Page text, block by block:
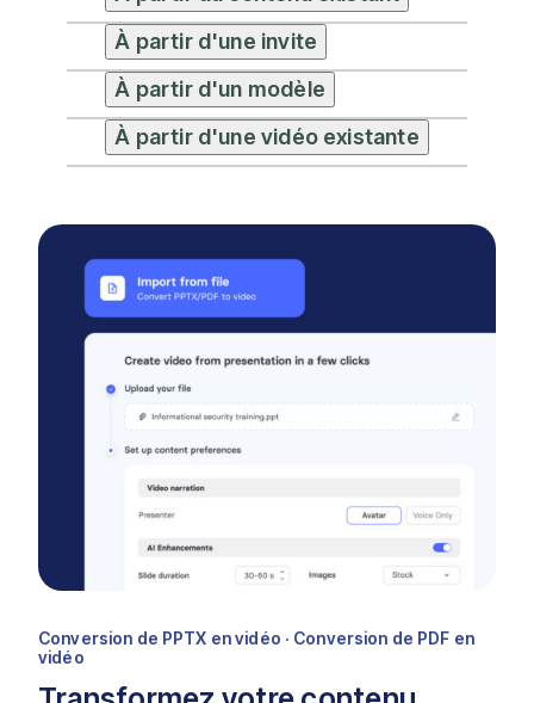
À partir d'une invite
À partir d'un modèle
À partir d'une vidéo existante
Conversion de PPTX en vidéo · Conversion de PDF en
vidéo